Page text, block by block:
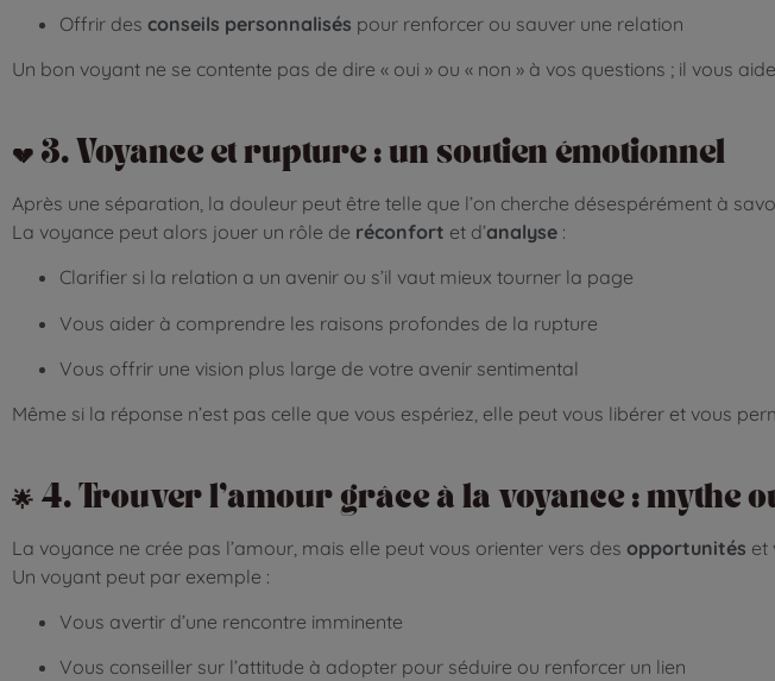
Offrir des conseils personnalisés pour renforcer ou sauver une relation
Un bon voyant ne se contente pas de dire « oui » ou « non » à vos questions ; il vous
💔 3. Voyance et rupture : un soutien émotionnel
Après une séparation, la douleur peut être telle que l’on cherche désespérément à
La voyance peut alors jouer un rôle de réconfort et d’analyse :
Clarifier si la relation a un avenir ou s’il vaut mieux tourner la page
Vous aider à comprendre les raisons profondes de la rupture
Vous offrir une vision plus large de votre avenir sentimental
Même si la réponse n’est pas celle que vous espériez, elle peut vous libérer et vous
🌟 4. Trouver l’amour grâce à la voyance : mythe
La voyance ne crée pas l’amour, mais elle peut vous orienter vers des opportunités et
Un voyant peut par exemple :
Vous avertir d’une rencontre imminente
Vous conseiller sur l’attitude à adopter pour séduire ou renforcer un lien